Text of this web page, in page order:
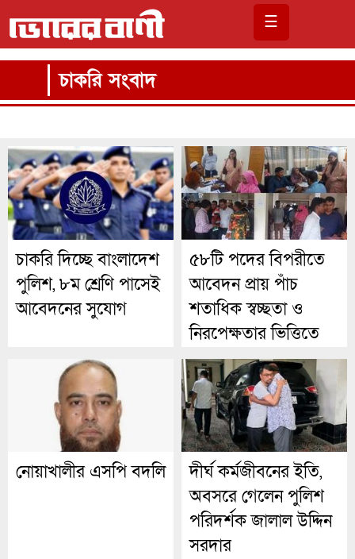
☰
চাকরি সংবাদ
চাকরি দিচ্ছে বাংলাদেশ
পুলিশ, ৮ম শ্রেণি পাসেই
আবেদনের সুযোগ
৫৮টি পদের বিপরীতে
আবেদন প্রায় পাঁচ
শতাধিক স্বচ্ছতা ও
নিরপেক্ষতার ভিত্তিতে
চলছে ব্যবহারিক ও
মৌখিক পরীক্ষা
নোয়াখালীর এসপি বদলি
দীর্ঘ কর্মজীবনের ইতি,
অবসরে গেলেন পুলিশ
পরিদর্শক জালাল উদ্দিন
সরদার